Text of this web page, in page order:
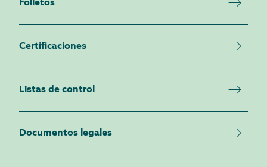
Folletos
Certificaciones
Listas de control
Documentos legales